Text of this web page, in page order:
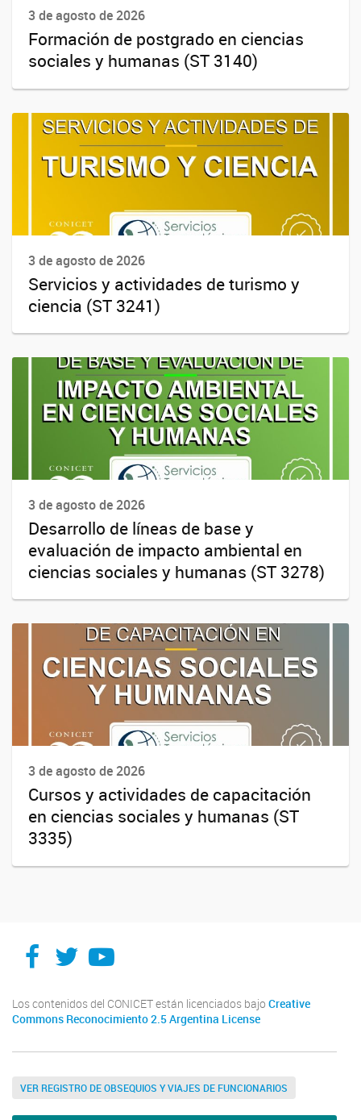
3 de agosto de 2026
Formación de postgrado en ciencias
sociales y humanas (ST 3140)
3 de agosto de 2026
Servicios y actividades de turismo y
ciencia (ST 3241)
3 de agosto de 2026
Desarrollo de líneas de base y
evaluación de impacto ambiental en
ciencias sociales y humanas (ST 3278)
3 de agosto de 2026
Cursos y actividades de capacitación
en ciencias sociales y humanas (ST
3335)
Facebook
TwitterYouTube
Los contenidos del CONICET están licenciados bajo Creative
Commons Reconocimiento 2.5 Argentina License
VER REGISTRO DE OBSEQUIOS Y VIAJES DE FUNCIONARIOS